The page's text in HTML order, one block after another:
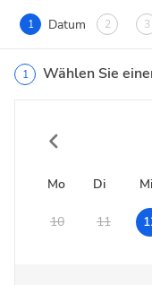
1 Datum 2 3
1 Wählen Sie
Mo Di Mi
10 11